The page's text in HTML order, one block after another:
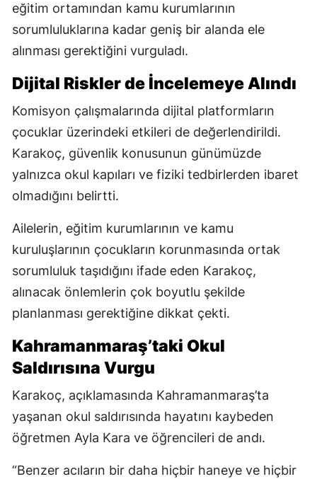
eğitim ortamından kamu kurumlarının
sorumluluklarına kadar geniş bir alanda ele
alınması gerektiğini vurguladı.
Dijital Riskler de İncelemeye Alındı
Komisyon çalışmalarında dijital platformların
çocuklar üzerindeki etkileri de değerlendirildi.
Karakoç, güvenlik konusunun günümüzde
yalnızca okul kapıları ve fiziki tedbirlerden ibaret
olmadığını belirtti.
Ailelerin, eğitim kurumlarının ve kamu
kuruluşlarının çocukların korunmasında ortak
sorumluluk taşıdığını ifade eden Karakoç,
alınacak önlemlerin çok boyutlu şekilde
planlanması gerektiğine dikkat çekti.
Kahramanmaraş’taki Okul
Saldırısına Vurgu
Karakoç, açıklamasında Kahramanmaraş’ta
yaşanan okul saldırısında hayatını kaybeden
öğretmen Ayla Kara ve öğrencileri de andı.
“Benzer acıların bir daha hiçbir haneye ve hiçbir